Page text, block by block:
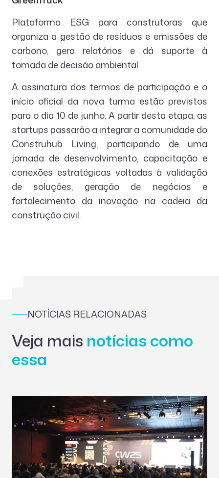
Plataforma ESG para construtoras que
organiza a gestão de resíduos e emissões de
carbono, gera relatórios e dá suporte à
tomada de decisão ambiental.
A assinatura dos termos de participação e o
início oficial da nova turma estão previstos
para o dia 10 de junho. A partir desta etapa, as
startups passarão a integrar a comunidade do
Construhub Living, participando de uma
jornada de desenvolvimento, capacitação e
conexões estratégicas voltadas à validação
de soluções, geração de negócios e
fortalecimento da inovação na cadeia da
construção civil.
NOTÍCIAS RELACIONADAS
Veja mais notícias como
essa